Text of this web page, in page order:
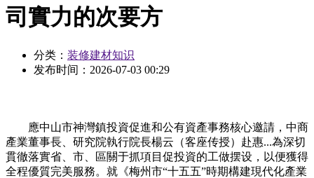
司實力的次要方
分类： 装修建材知识
发布时间： 2026-07-03 00:29
應中山市神灣鎮投資促進和公有資產事務核心邀請，中商
產業董事長、研究院執行院長楊云（客座传授）赴惠...為深切
貫徹落實省、市、區關于抓項目促投資的工做摆设，以便獲得
全程優質完美服務。就《梅州市“十五五”時期構建現代化產業